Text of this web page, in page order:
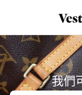
我們